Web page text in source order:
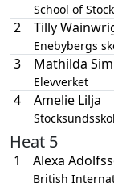
School of
2 Tilly
Enebybergs
3 Mathilda
Elevverket
4 Amelie Lilja
Heat 5
1
Alexa
British